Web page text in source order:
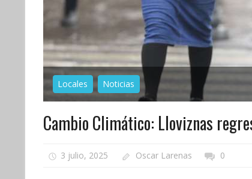
Locales Noticias
Cambio Climático: Lloviznas
3 julio, 2025 Oscar Larenas 0